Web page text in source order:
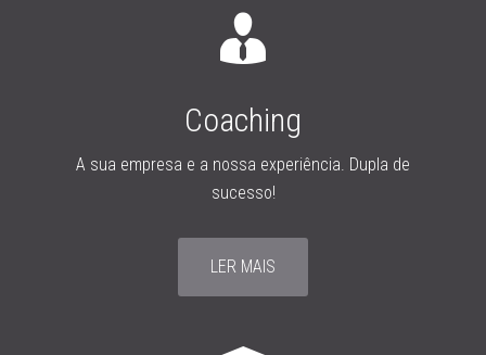
Coaching
A sua empresa e a nossa experiência. Dupla de
sucesso!
LER MAIS